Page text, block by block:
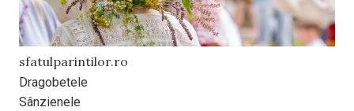
sfatulparintilor.ro
Dragobetele
Sânzienele